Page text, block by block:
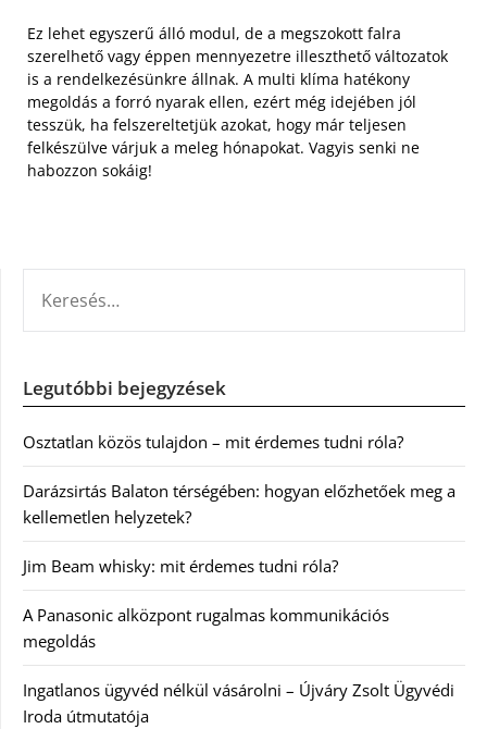
Ez lehet egyszerű álló modul, de a megszokott falra
szerelhető vagy éppen mennyezetre illeszthető változatok
is a rendelkezésünkre állnak. A multi klíma hatékony
megoldás a forró nyarak ellen, ezért még idejében jól
tesszük, ha felszereltetjük azokat, hogy már teljesen
felkészülve várjuk a meleg hónapokat. Vagyis senki ne
habozzon sokáig!
Legutóbbi bejegyzések
Osztatlan közös tulajdon – mit érdemes tudni róla?
Darázsirtás Balaton térségében: hogyan előzhetőek meg a
kellemetlen helyzetek?
Jim Beam whisky: mit érdemes tudni róla?
A Panasonic alközpont rugalmas kommunikációs
megoldás
Ingatlanos ügyvéd nélkül vásárolni – Újváry Zsolt Ügyvédi
Iroda útmutatója